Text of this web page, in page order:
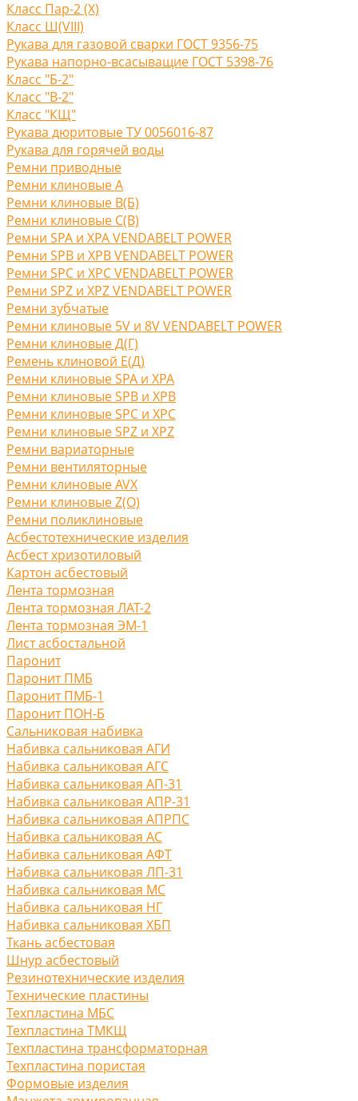
Класс Пар-2 (X)
Класс Ш(VIII)
Рукава для газовой сварки ГОСТ 9356-75
Рукава напорно-всасыващие ГОСТ 5398-76
Класс "Б-2"
Класс "В-2"
Класс "КЩ"
Рукава дюритовые ТУ 0056016-87
Рукава для горячей воды
Ремни приводные
Ремни клиновые A
Ремни клиновые В(Б)
Ремни клиновые С(B)
Ремни SPA и XPA VENDABELT POWER
Ремни SPB и XPB VENDABELT POWER
Ремни SPC и XPC VENDABELT POWER
Ремни SPZ и XPZ VENDABELT POWER
Ремни зубчатые
Ремни клиновые 5V и 8V VENDABELT POWER
Ремни клиновые Д(Г)
Ремень клиновой Е(Д)
Ремни клиновые SPA и XPA
Ремни клиновые SPB и XPB
Ремни клиновые SPC и XPC
Ремни клиновые SPZ и XPZ
Ремни вариаторные
Ремни вентиляторные
Ремни клиновые AVX
Ремни клиновые Z(O)
Ремни поликлиновые
Асбестотехнические изделия
Асбест хризотиловый
Картон асбестовый
Лента тормозная
Лента тормозная ЛАТ-2
Лента тормозная ЭМ-1
Лист асбостальной
Паронит
Паронит ПМБ
Паронит ПМБ-1
Паронит ПОН-Б
Сальниковая набивка
Набивка сальниковая АГИ
Набивка сальниковая АГС
Набивка сальниковая АП-31
Набивка сальниковая АПР-31
Набивка сальниковая АПРПС
Набивка сальниковая АС
Набивка сальниковая АФТ
Набивка сальниковая ЛП-31
Набивка сальниковая МС
Набивка сальниковая НГ
Набивка сальниковая ХБП
Ткань асбестовая
Шнур асбестовый
Резинотехнические изделия
Технические пластины
Техпластина МБС
Техпластина ТМКЩ
Техпластина трансформаторная
Техпластина пористая
Формовые изделия